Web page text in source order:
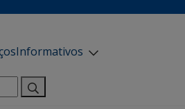
Informativos